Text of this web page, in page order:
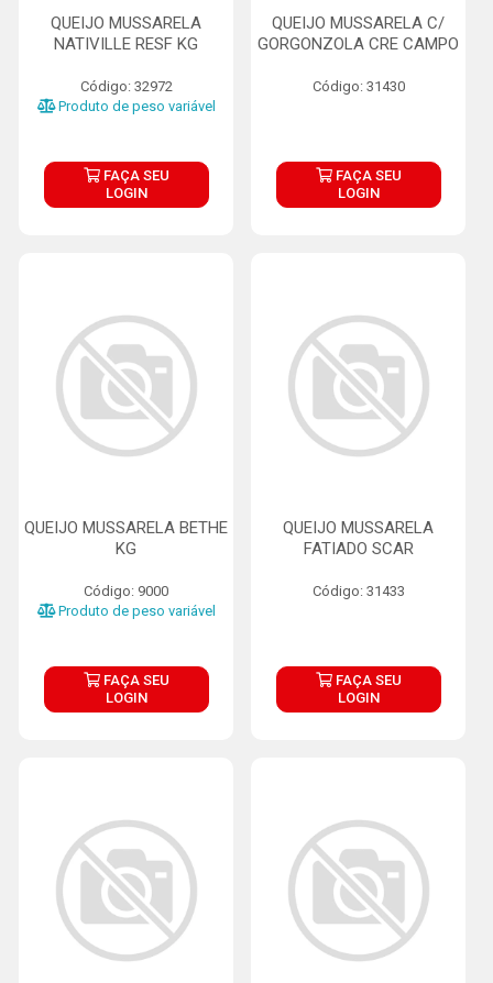
QUEIJO MUSSARELA
NATIVILLE RESF KG
Código: 32972
Produto de peso variável
FAÇA SEU
LOGIN
QUEIJO MUSSARELA C/
GORGONZOLA CRE CAMPO
Código: 31430
FAÇA SEU
LOGIN
QUEIJO MUSSARELA BETHE
KG
Código: 9000
Produto de peso variável
FAÇA SEU
LOGIN
QUEIJO MUSSARELA
FATIADO SCAR
Código: 31433
FAÇA SEU
LOGIN